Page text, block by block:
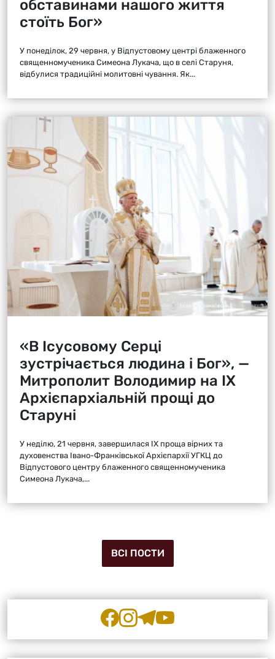
обставинами нашого життя
стоїть Бог»
У понеділок, 29 червня, у Відпустовому центрі блаженного
священномученика Симеона Лукача, що в селі Старуня,
відбулися традиційні молитовні чування. Як...
«В Ісусовому Серці
зустрічається людина і Бог», —
Митрополит Володимир на ІХ
Архієпархіальній прощі до
Старуні
У неділю, 21 червня, завершилася ІХ проща вірних та
духовенства Івано-Франківської Архієпархії УГКЦ до
Відпустового центру блаженного священномученика
Симеона Лукача,...
ВСІ ПОСТИ